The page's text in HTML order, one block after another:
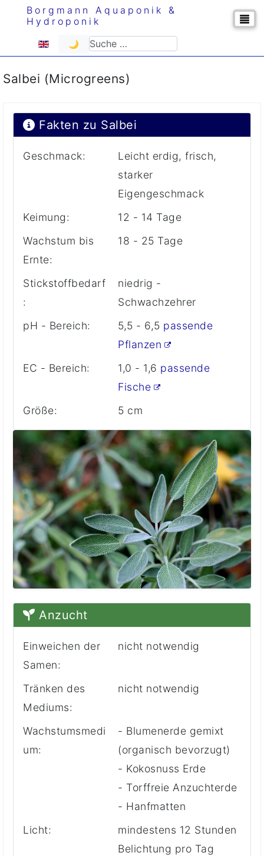
Borgmann Aquaponik &
Hydroponik
Sprache auswählen
🌙 Suchen
Salbei (Microgreens)
Fakten zu Salbei
Geschmack:
Leicht erdig, frisch,
starker
Eigengeschmack
Keimung:
12 - 14 Tage
Wachstum bis
Ernte:
18 - 25 Tage
Stickstoffbedarf
:
niedrig -
Schwachzehrer
pH - Bereich:
5,5 - 6,5 passende
Pflanzen
EC - Bereich:
1,0 - 1,6 passende
Fische
Größe:
5 cm
Anzucht
Einweichen der
Samen:
nicht notwendig
Tränken des
Mediums:
nicht notwendig
Wachstumsmedi
um:
- Blumenerde gemixt
(organisch bevorzugt)
- Kokosnuss Erde
- Torffreie Anzuchterde
- Hanfmatten
Licht:
mindestens 12 Stunden
Belichtung pro Tag